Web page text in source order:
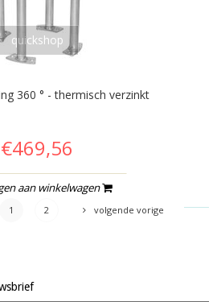
quickshop
360 ° - thermisch verzinkt
€469,56
aan winkelwagen
1 2 volgende vorige